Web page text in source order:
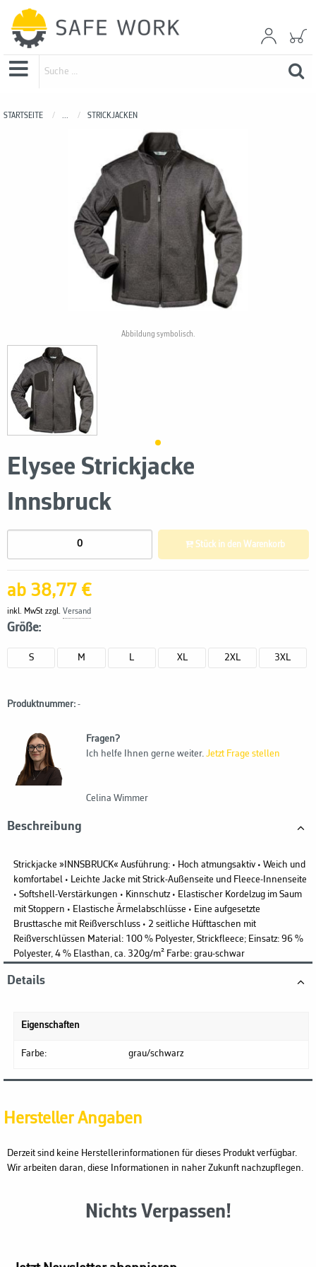
STARTSEITE ... STRICKJACKEN
Elysee Strickjacke
Innsbruck
Abbildung symbolisch.
ab 38,77 €
inkl. MwSt zzgl. Versand
Größe:
S M L XL 2XL 3XL
Stück in den Warenkorb
Produktnummer: -
Fragen?
Ich helfe Ihnen gerne weiter. Jetzt Frage stellen
Celina Wimmer
Beschreibung
Strickjacke »INNSBRUCK« Ausführung: • Hoch atmungsaktiv • Weich und
komfortabel • Leichte Jacke mit Strick-Außenseite und Fleece-Innenseite
• Softshell-Verstärkungen • Kinnschutz • Elastischer Kordelzug im Saum
mit Stoppern • Elastische Ärmelabschlüsse • Eine aufgesetzte
Brusttasche mit Reißverschluss • 2 seitliche Hüfttaschen mit
Reißverschlüssen Material: 100 % Polyester, Strickfleece; Einsatz: 96 %
Polyester, 4 % Elasthan, ca. 320g/m² Farbe: grau-schwar
Details
Eigenschaften
Farbe: grau/schwarz
Hersteller Angaben
Derzeit sind keine Herstellerinformationen für dieses Produkt verfügbar.
Wir arbeiten daran, diese Informationen in naher Zukunft nachzupflegen.
Nichts Verpassen!